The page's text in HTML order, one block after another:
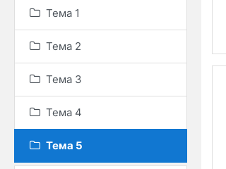
Тема 1
Тема 2
Тема 3
Тема 4
Тема 5